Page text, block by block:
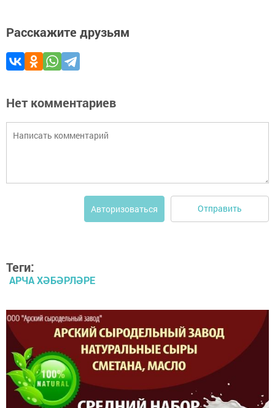
Расскажите друзьям
Нет комментариев
Авторизоваться Отправить
Теги:
АРЧА ХӘБӘРЛӘРЕ